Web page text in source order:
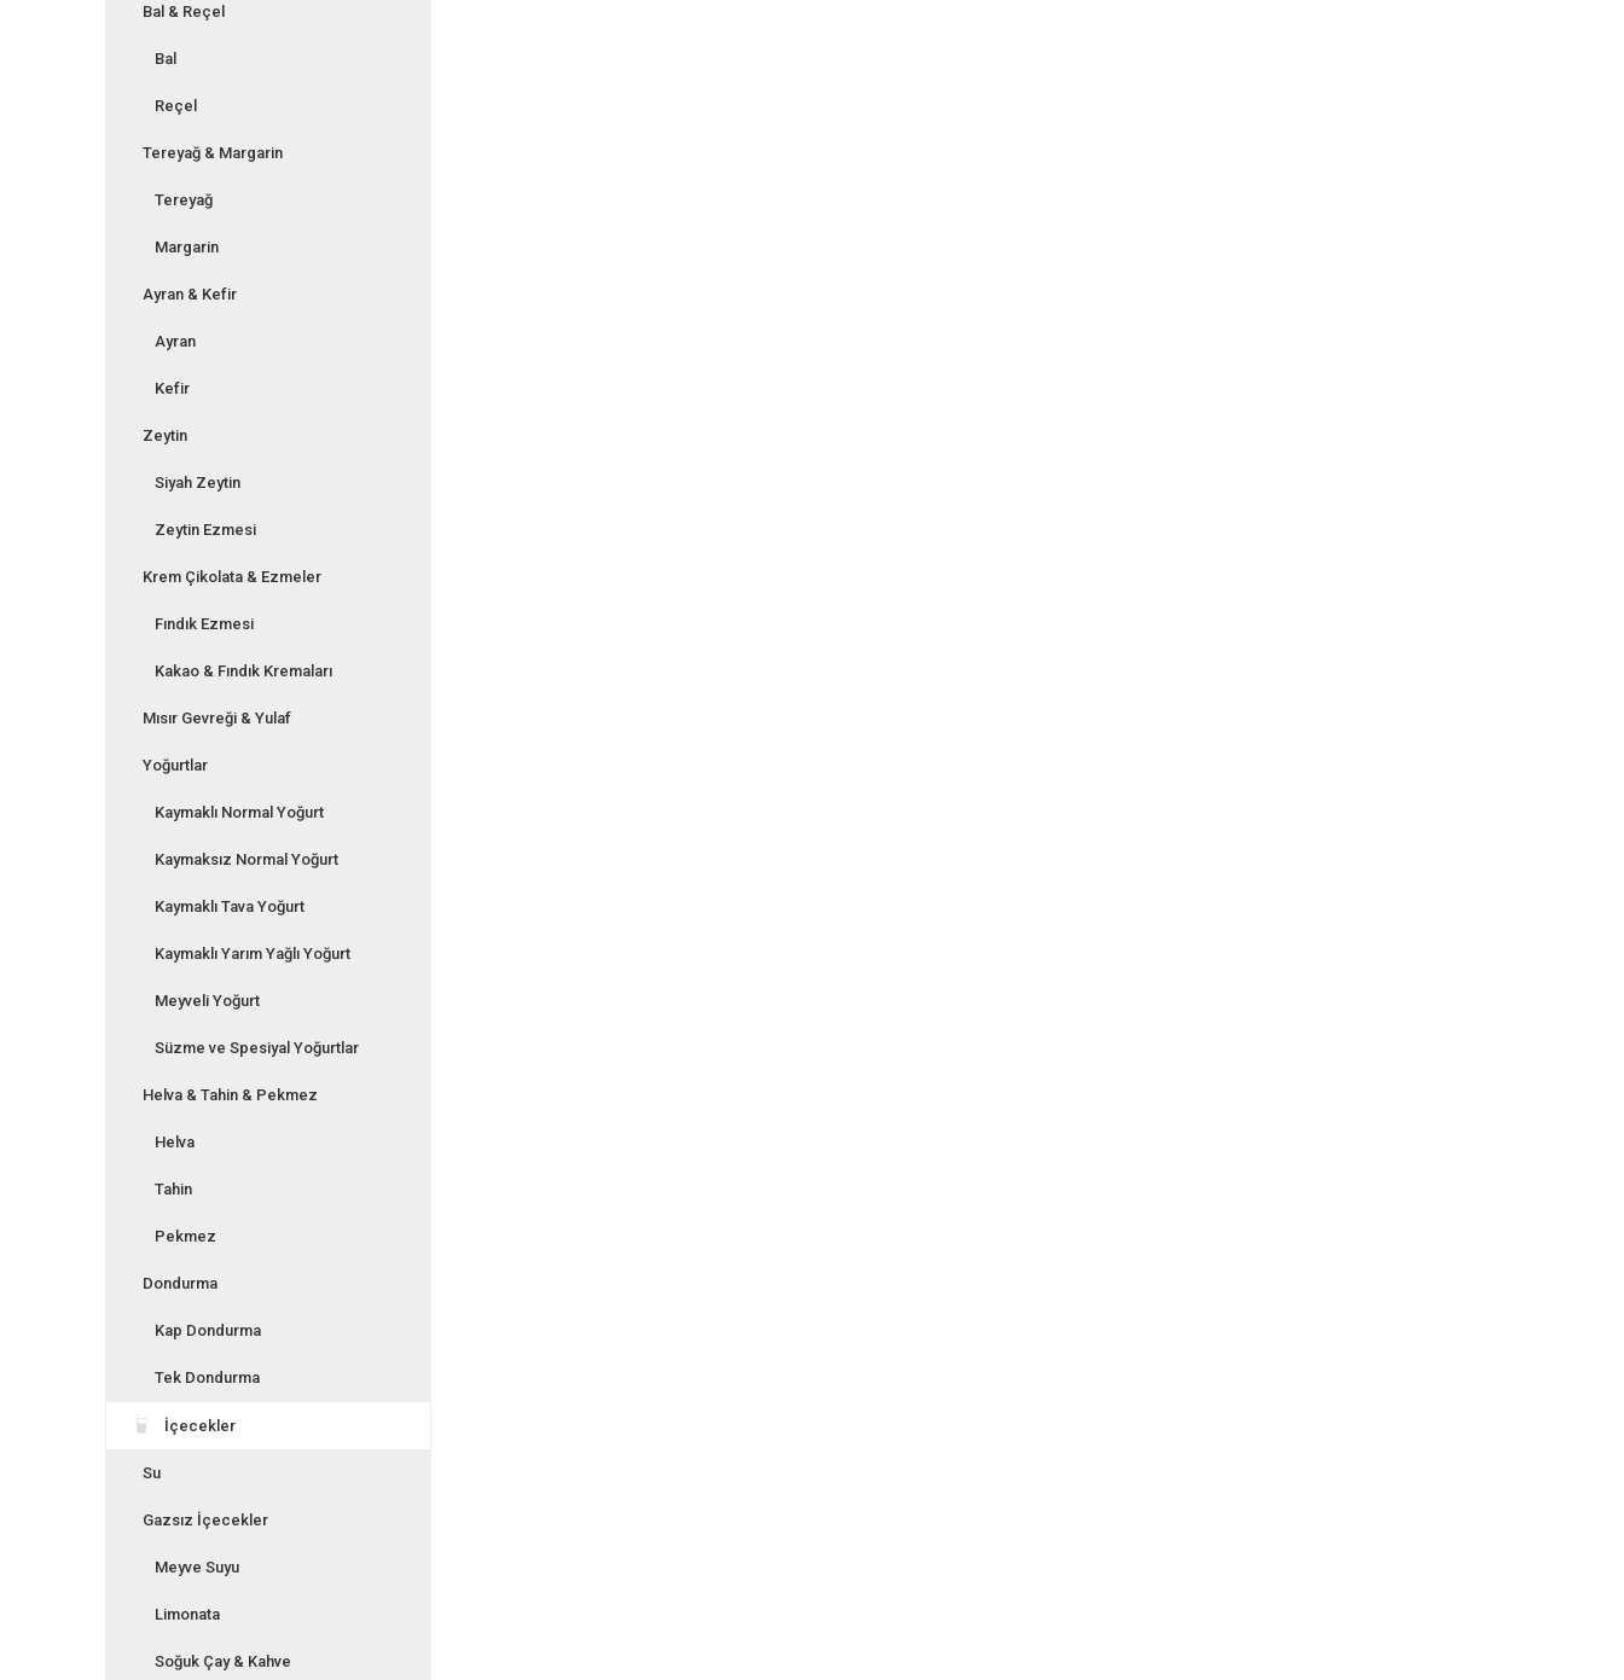
Bal & Reçel
Bal
Reçel
Tereyağ & Margarin
Tereyağ
Margarin
Ayran & Kefir
Ayran
Kefir
Zeytin
Siyah Zeytin
Zeytin Ezmesi
Krem Çikolata & Ezmeler
Fındık Ezmesi
Kakao & Fındık Kremaları
Mısır Gevreği & Yulaf
Yoğurtlar
Kaymaklı Normal Yoğurt
Kaymaksız Normal Yoğurt
Kaymaklı Tava Yoğurt
Kaymaklı Yarım Yağlı Yoğurt
Meyveli Yoğurt
Süzme ve Spesiyal Yoğurtlar
Helva & Tahin & Pekmez
Helva
Tahin
Pekmez
Dondurma
Kap Dondurma
Tek Dondurma
İçecekler
Su
Gazsız İçecekler
Meyve Suyu
Limonata
Soğuk Çay & Kahve